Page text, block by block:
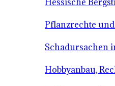
Pflanzrechte
Schadursachen
Hobbyanbau,